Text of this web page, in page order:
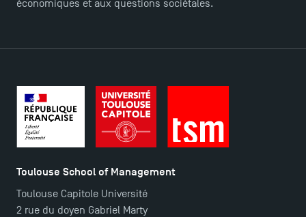
Contact
économiques et aux questions sociétales.
Toulouse School of Management
Toulouse Capitole Université
2 rue du doyen Gabriel Marty